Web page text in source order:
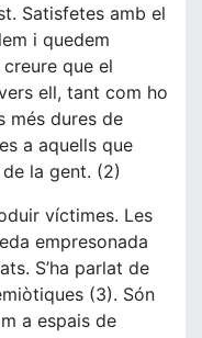
Satisfetes amb el
i quedem
que el
ell, tant com ho
més dures de
a aquells que
la gent. (2)
víctimes. Les
empresonada
S’ha parlat de
(3). Són
a espais de